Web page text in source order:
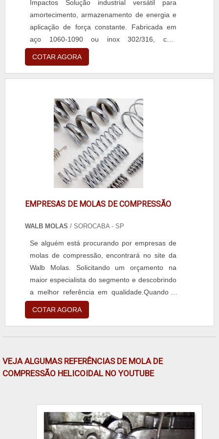
atendimento singular, por meio de profissionais
treinados e altamente qualificados. A Walb
Molas é uma empresa que tem sido apontada
de forma positiva no mercado pela seriedade e
qualidade que garante a melhor experiência de
todos os clientes.
Impactos Solução industrial versátil para
amortecimento, armazenamento de energia e
aplicação de força constante. Fabricada em
aço 1060-1090 ou inox 302/316, com
diâmetros de 0,5mm a 20,0mm. Alta
capacidade de carga, resistência à fadiga e
COTAR AGORA
EMPRESAS DE MOLAS DE COMPRESSÃO
WALB MOLAS / SOROCABA - SP
Se alguém está procurando por empresas de
molas de compressão, encontrará no site da
Walb Molas. Solicitando um orçamento na
maior especialista do segmento e descobrindo
a melhor referência em qualidade.Quando o
quesito é empresas de molas de compressão,
com a Walb Molas atingirá assertividade com
centraliza seus esforços em criar aos parceiros
uma estrutura com escritório de alta qualidade
tudo para garantir empresas de molas de
compressão com proteção.Há muitas maneiras
COTAR AGORA
VEJA ALGUMAS REFERÊNCIAS DE MOLA DE
COMPRESSÃO HELICOIDAL NO YOUTUBE